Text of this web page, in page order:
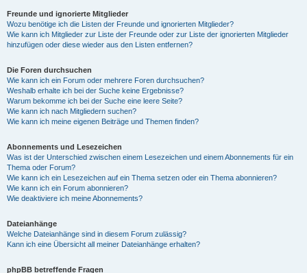
Freunde und ignorierte Mitglieder
Wozu benötige ich die Listen der Freunde und ignorierten Mitglieder?
Wie kann ich Mitglieder zur Liste der Freunde oder zur Liste der ignorierten Mitglieder
hinzufügen oder diese wieder aus den Listen entfernen?
Die Foren durchsuchen
Wie kann ich ein Forum oder mehrere Foren durchsuchen?
Weshalb erhalte ich bei der Suche keine Ergebnisse?
Warum bekomme ich bei der Suche eine leere Seite?
Wie kann ich nach Mitgliedern suchen?
Wie kann ich meine eigenen Beiträge und Themen finden?
Abonnements und Lesezeichen
Was ist der Unterschied zwischen einem Lesezeichen und einem Abonnements für ein
Thema oder Forum?
Wie kann ich ein Lesezeichen auf ein Thema setzen oder ein Thema abonnieren?
Wie kann ich ein Forum abonnieren?
Wie deaktiviere ich meine Abonnements?
Dateianhänge
Welche Dateianhänge sind in diesem Forum zulässig?
Kann ich eine Übersicht all meiner Dateianhänge erhalten?
phpBB betreffende Fragen